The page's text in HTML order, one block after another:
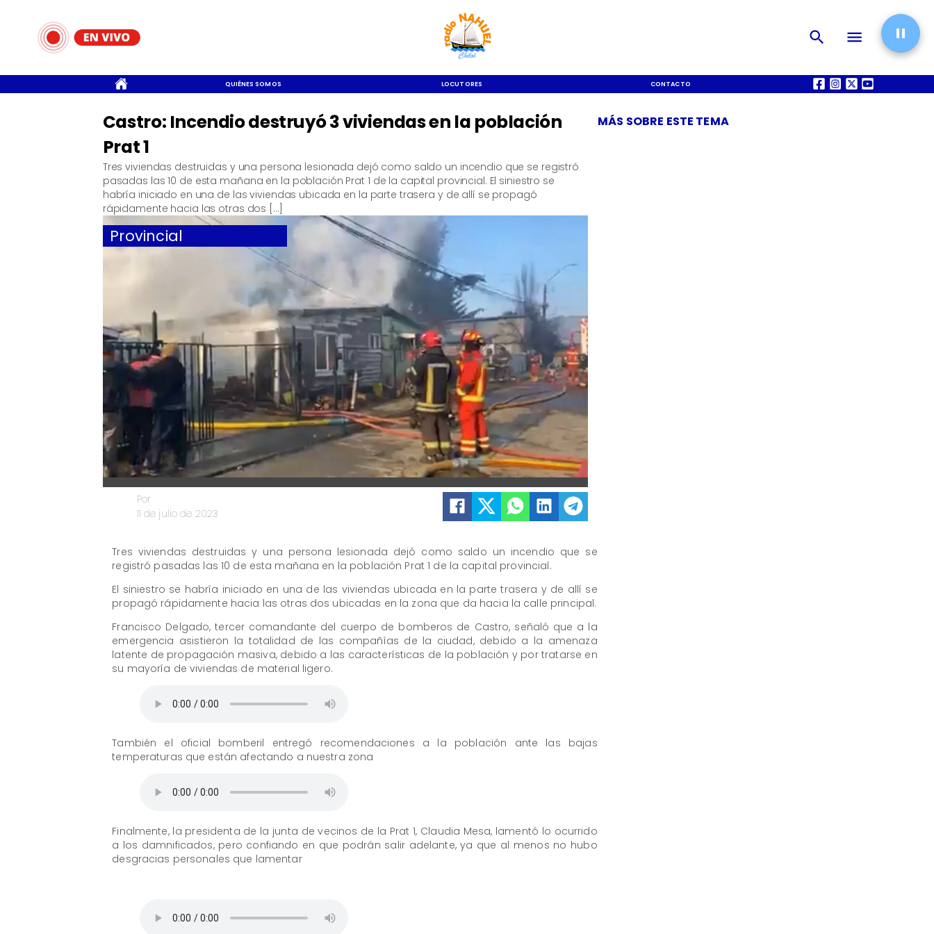
QUIÉNES SOMOS LOCUTORES CONTACTO QUIÉNES SOMOS
Provincial
Por
11 de julio de 2023
MÁS SOBRE ESTE TEMA
Castro: Incendio destruyó 3 viviendas en la población
Prat 1
Tres viviendas destruidas y una persona lesionada dejó como saldo un incendio que se registró
pasadas las 10 de esta mañana en la población Prat 1 de la capital provincial. El siniestro se
habría iniciado en una de las viviendas ubicada en la parte trasera y de allí se propagó
rápidamente hacia las otras dos […]
Tres viviendas destruidas y una persona lesionada dejó como saldo un incendio que se
registró pasadas las 10 de esta mañana en la población Prat 1 de la capital provincial.
El siniestro se habría iniciado en una de las viviendas ubicada en la parte trasera y de allí se
propagó rápidamente hacia las otras dos ubicadas en la zona que da hacia la calle principal.
Francisco Delgado, tercer comandante del cuerpo de bomberos de Castro, señaló que a la
emergencia asistieron la totalidad de las compañías de la ciudad, debido a la amenaza
latente de propagación masiva, debido a las características de la población y por tratarse en
su mayoría de viviendas de material ligero.
También el oficial bomberil entregó recomendaciones a la población ante las bajas
temperaturas que están afectando a nuestra zona
Finalmente, la presidenta de la junta de vecinos de la Prat 1, Claudia Mesa, lamentó lo ocurrido
a los damnificados, pero confiando en que podrán salir adelante, ya que al menos no hubo
desgracias personales que lamentar